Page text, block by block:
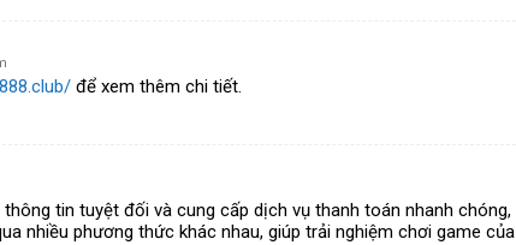
để xem thêm chi tiết.
tin tuyệt đối và cung cấp dịch vụ thanh toán nhanh chóng,
nhiều phương thức khác nhau, giúp trải nghiệm chơi game của